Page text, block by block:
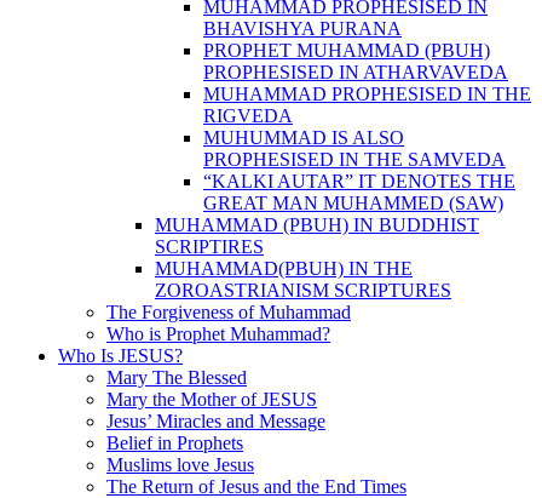
MUHAMMAD PROPHESISED IN
BHAVISHYA PURANA
PROPHET MUHAMMAD (PBUH)
PROPHESISED IN ATHARVAVEDA
MUHAMMAD PROPHESISED IN THE
RIGVEDA
MUHUMMAD IS ALSO
PROPHESISED IN THE SAMVEDA
“KALKI AUTAR” IT DENOTES THE
GREAT MAN MUHAMMED (SAW)
MUHAMMAD (PBUH) IN BUDDHIST
SCRIPTIRES
MUHAMMAD(PBUH) IN THE
ZOROASTRIANISM SCRIPTURES
The Forgiveness of Muhammad
Who is Prophet Muhammad?
Who Is JESUS?
Mary The Blessed
Mary the Mother of JESUS
Jesus’ Miracles and Message
Belief in Prophets
Muslims love Jesus
The Return of Jesus and the End Times